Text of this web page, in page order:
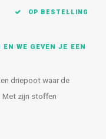
OP BESTELLING
WE GEVEN JE EEN
driepoot waar de
zijn stoffen